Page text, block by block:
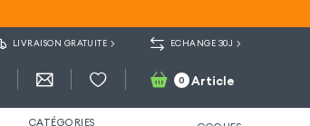
LIVRAISON GRATUITE ECHANGE 30J
0 Article
CATÉGORIES